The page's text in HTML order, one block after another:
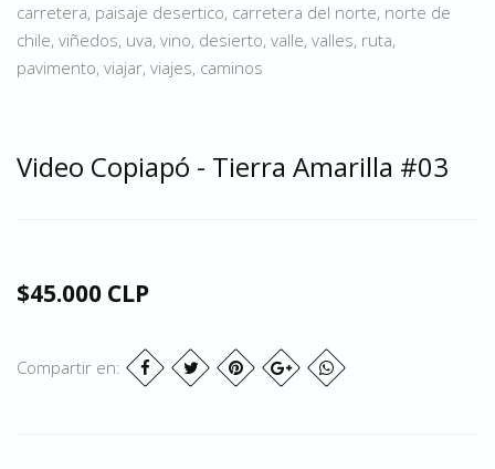
carretera, paisaje desertico, carretera del norte, norte de
chile, viñedos, uva, vino, desierto, valle, valles, ruta,
pavimento, viajar, viajes, caminos
Video Copiapó - Tierra Amarilla #03
$45.000 CLP
Compartir en: